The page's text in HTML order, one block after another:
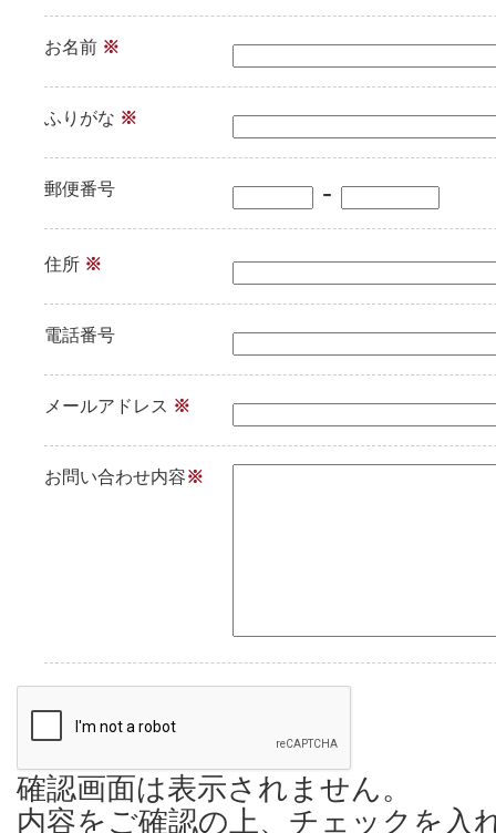
お名前 ※
ふりがな ※
郵便番号 -
住所 ※
電話番号
メールアドレス ※
お問い合わせ内容※
確認画面は表示されません。
内容をご確認の上、チェックを入